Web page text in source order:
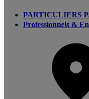
PARTICULIERS
Professionnels &